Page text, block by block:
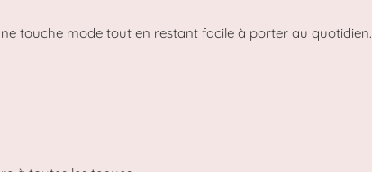
touche mode tout en restant facile à porter au quotidien.